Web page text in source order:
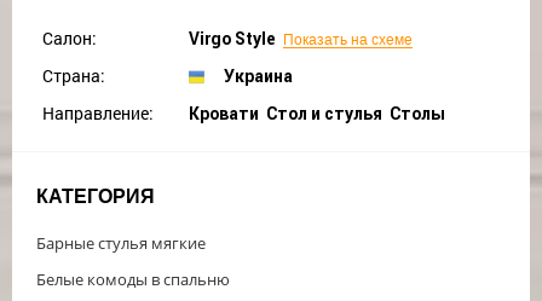
Салон: Virgo Style Показать на схеме
Страна: Украина
Направление: Кровати Стол и стулья Столы
КАТЕГОРИЯ
Барные стулья мягкие
Белые комоды в спальню